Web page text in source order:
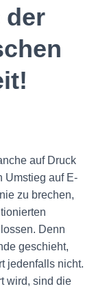
der
auf Druck
Umstieg auf E-
zu brechen,
Denn
geschieht,
jedenfalls nicht.
wird, sind die